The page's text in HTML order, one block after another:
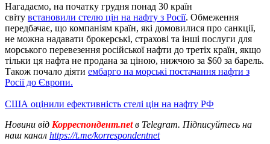
Нагадаємо, на початку грудня понад 30 країн
світу встановили стелю цін на нафту з Росії. Обмеження
передбачає, що компаніям країн, які домовилися про санкції,
не можна надавати брокерські, страхові та інші послуги для
морського перевезення російської нафти до третіх країн, якщо
тільки ця нафта не продана за ціною, нижчою за $60 за барель.
Також почало діяти ембарго на морські постачання нафти з
Росії до Європи.
США оцінили ефективність стелі цін на нафту РФ
Новини від Корреспондент.netв Telegram. Підписуйтесь на
наш канал https://t.me/korrespondentnet